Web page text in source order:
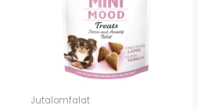
Jutalomfalat